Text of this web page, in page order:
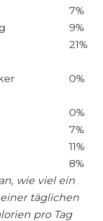
7%
9%
21%
0%
0%
7%
11%
8%
wie viel ein
täglichen
pro Tag